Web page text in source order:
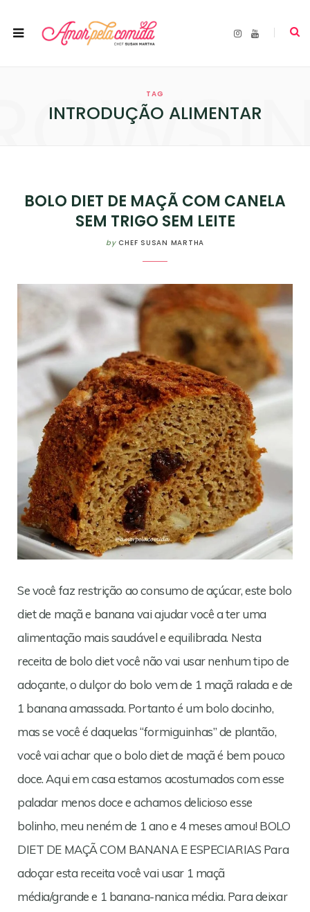
I
Y
TAG
INTRODUÇÃO ALIMENTAR
BOLO DIET DE MAÇÃ COM CANELA
SEM TRIGO SEM LEITE
by CHEF SUSAN MARTHA
Se você faz restrição ao consumo de açúcar, este bolo
diet de maçã e banana vai ajudar você a ter uma
alimentação mais saudável e equilibrada. Nesta
receita de bolo diet você não vai usar nenhum tipo de
adoçante, o dulçor do bolo vem de 1 maçã ralada e de
1 banana amassada. Portanto é um bolo docinho,
mas se você é daquelas “formiguinhas” de plantão,
você vai achar que o bolo diet de maçã é bem pouco
doce. Aqui em casa estamos acostumados com esse
paladar menos doce e achamos delicioso esse
bolinho, meu neném de 1 ano e 4 meses amou! BOLO
DIET DE MAÇÃ COM BANANA E ESPECIARIAS Para
adoçar esta receita você vai usar 1 maçã
média/grande e 1 banana-nanica média. Para deixar